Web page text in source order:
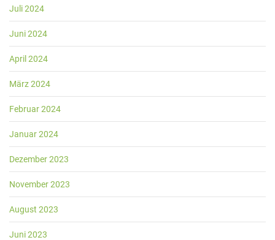
Juli 2024
Juni 2024
April 2024
März 2024
Februar 2024
Januar 2024
Dezember 2023
November 2023
August 2023
Juni 2023